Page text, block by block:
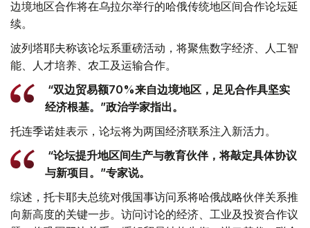
边境地区合作将在乌拉尔举行的哈俄传统地区间合作论坛延
续。
波列塔耶夫称该论坛系重磅活动，将聚焦数字经济、人工智
能、人才培养、农工及运输合作。
“双边贸易额70%来自边境地区，足见合作具坚实
经济根基。”政治学家指出。
托连季诺娃表示，论坛将为两国经济联系注入新活力。
“论坛提升地区间生产与教育伙伴，将敲定具体协议
与新项目。”专家说。
综述，托卡耶夫总统对俄国事访问系将哈俄战略伙伴关系推
向新高度的关键一步。访问讨论的经济、工业及投资合作议